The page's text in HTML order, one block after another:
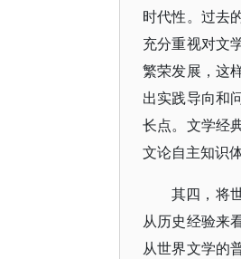
时代性。过去
充分重视对文
繁荣发展，这
出实践导向和
长点。文学经
文论自主知识
其四，将
从历史经验来
从世界文学的